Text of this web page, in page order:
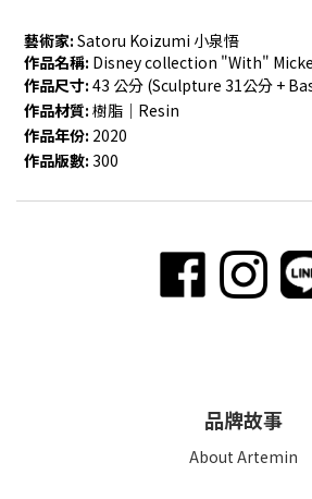
藝術家: Satoru Koizumi 小泉悟
作品名稱: Disney collection "With"
作品尺寸: 43 公分 (Sculpture 31公分 +
作品材質: 樹脂 ｜Resin
作品年份: 2020
作品版數: 300
品牌故事
About Artemin